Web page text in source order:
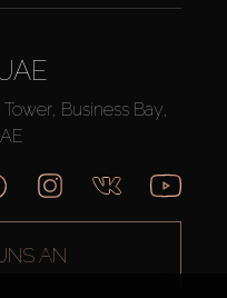
Business Bay,
AN